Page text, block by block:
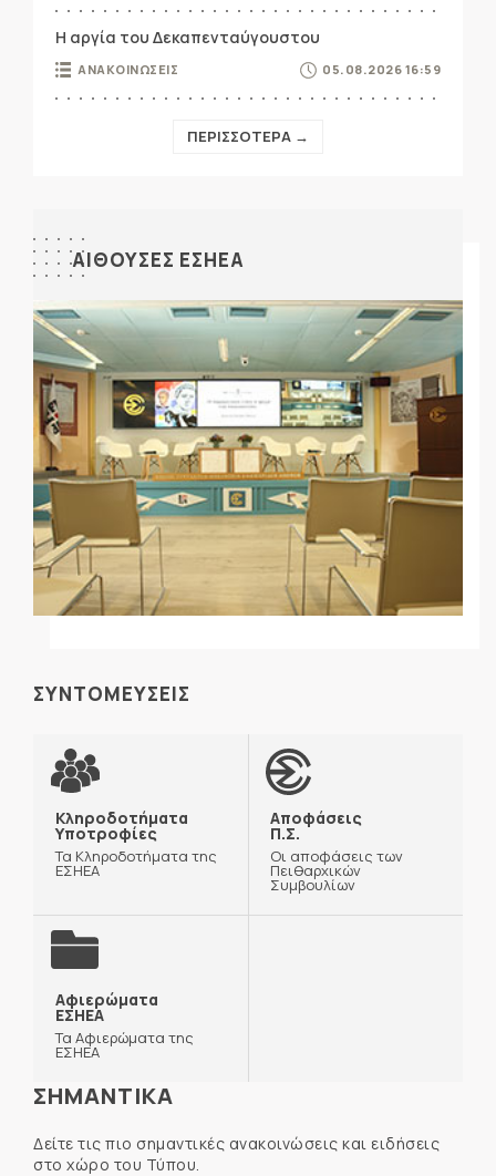
Η αργία του Δεκαπενταύγουστου
ΑΝΑΚΟΙΝΩΣΕΙΣ 05.08.2026 16:59
ΠΕΡΙΣΣΟΤΕΡΑ →
ΑΙΘΟΥΣΕΣ ΕΣΗΕΑ
ΣΥΝΤΟΜΕΥΣΕΙΣ
Κληροδοτήματα
Υποτροφίες
Τα Κληροδοτήματα της
ΕΣΗΕΑ
Αποφάσεις
Π.Σ.
Οι αποφάσεις των
Πειθαρχικών
Συμβουλίων
Αφιερώματα
ΕΣΗΕΑ
Τα Αφιερώματα της
ΕΣΗΕΑ
ΣΗΜΑΝΤΙΚΑ
Δείτε τις πιο σημαντικές ανακοινώσεις και ειδήσεις
στο χώρο του Τύπου.